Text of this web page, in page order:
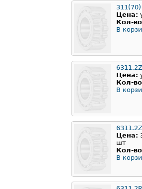
311(70)
Цена:
Кол-
В
6311.2Z
Цена:
Кол-
В
Цена:
шт
Кол-
В